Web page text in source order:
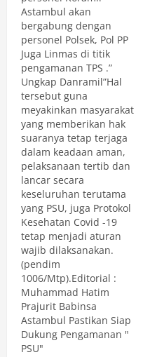
Astambul akan
bergabung dengan
personel Polsek, Pol PP
Juga Linmas di titik
pengamanan TPS .”
Ungkap Danramil”Hal
tersebut guna
meyakinkan masyarakat
yang memberikan hak
suaranya tetap terjaga
dalam keadaan aman,
pelaksanaan tertib dan
lancar secara
keseluruhan terutama
yang PSU, juga Protokol
Kesehatan Covid -19
tetap menjadi aturan
wajib dilaksanakan.
(pendim
1006/Mtp).Editorial :
Muhammad Hatim
Prajurit Babinsa
Astambul Pastikan Siap
Dukung Pengamanan "
PSU"